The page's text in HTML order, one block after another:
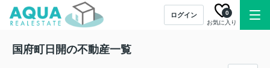
ログイン
お気に入り
0
国府町日開の不動産一覧